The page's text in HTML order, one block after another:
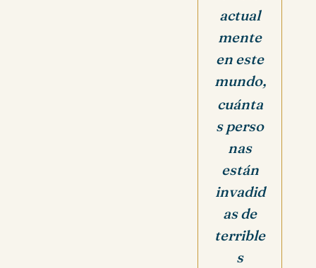
actual
mente
en este
mundo,
cuánta
s perso
nas
están
invadid
as de
terrible
s